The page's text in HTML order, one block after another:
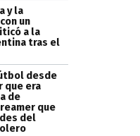
y la
un
a la
tras el
desde
que era
de
que
del